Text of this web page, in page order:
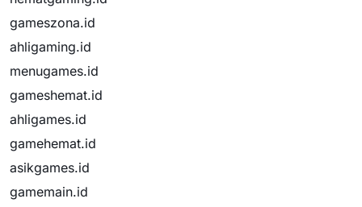
gameszona.id
ahligaming.id
menugames.id
gameshemat.id
ahligames.id
gamehemat.id
asikgames.id
gamemain.id